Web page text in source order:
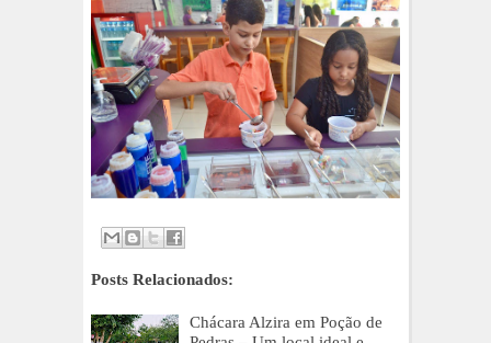
Posts Relacionados:
Chácara Alzira em Poção de